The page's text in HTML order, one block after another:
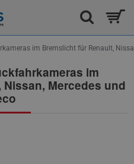
im
Mercedes und
im Bremslicht für Renault,